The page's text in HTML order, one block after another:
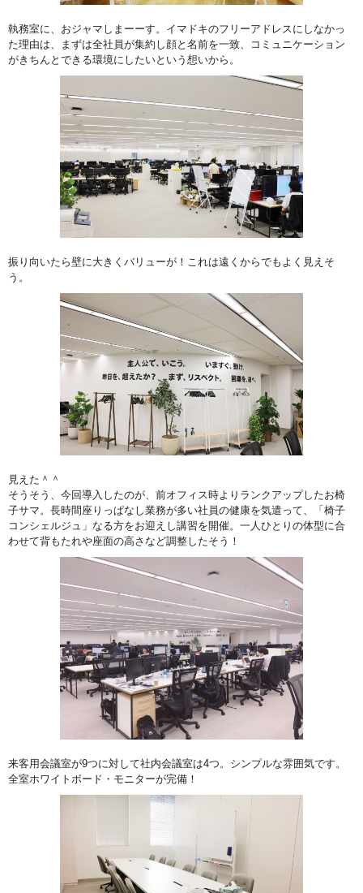
執務室に、おジャマしまーーす。イマドキのフリーアドレスにしなかっ
た理由は、まずは全社員が集約し顔と名前を一致、コミュニケーション
がきちんとできる環境にしたいという想いから。
振り向いたら壁に大きくバリューが！これは遠くからでもよく見えそ
う。
見えた＾＾
そうそう、今回導入したのが、前オフィス時よりランクアップしたお椅
子サマ。長時間座りっぱなし業務が多い社員の健康を気遣って、「椅子
コンシェルジュ」なる方をお迎えし講習を開催。一人ひとりの体型に合
わせて背もたれや座面の高さなど調整したそう！
来客用会議室が9つに対して社内会議室は4つ。シンプルな雰囲気です。
全室ホワイトボード・モニターが完備！